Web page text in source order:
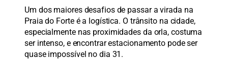
Um dos maiores desafios de passar a virada na
Praia do Forte é a logística. O trânsito na cidade,
especialmente nas proximidades da orla, costuma
ser intenso, e encontrar estacionamento pode ser
quase impossível no dia 31.